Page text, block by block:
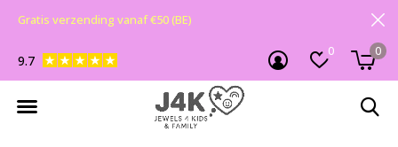
0 0
9.7
Gratis verzending vanaf €50 (BE)